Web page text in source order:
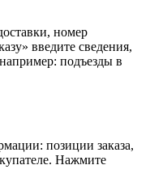
номер
введите сведения,
подъезды в
позиции заказа,
Нажмите